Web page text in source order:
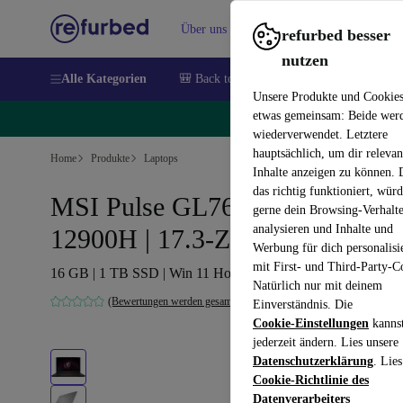
refurbed besser
nutzen
Unsere Produkte und
etwas gemeinsam: Beide
wiederverwendet. Letztere
hauptsächlich, um dir
Inhalte anzeigen zu können.
das richtig funktioniert,
gerne dein Browsing-
analysieren und Inhalte und
Werbung für dich
mit First- und Third-Party-
Natürlich nur mit deinem
Einverständnis. Die
Cookie-Einstellungen
jederzeit ändern. Lies unsere
Datenschutzerklärung.
Cookie-Richtlinie des
Datenverarbeiters
Über uns Verkaufen Hilfe
Alle Kategorien 🎒 Back to school
Home Produkte Laptops
MSI Pulse GL76 12UEK | i9-
12900H | 17.3-Zoll
16 GB | 1 TB SSD | Win 11 Home | PT
(Bewertungen werden gesammelt)